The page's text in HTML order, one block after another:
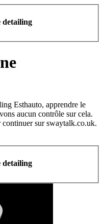
detailing
Esthauto, apprendre le
aucun contrôle sur cela.
sur swaytalk.co.uk.
detailing